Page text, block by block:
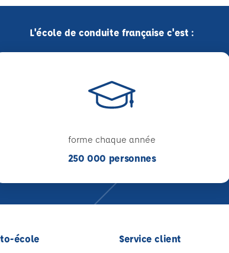
L'école de conduite française c'est :
forme chaque année
250 000 personnes
école Service client